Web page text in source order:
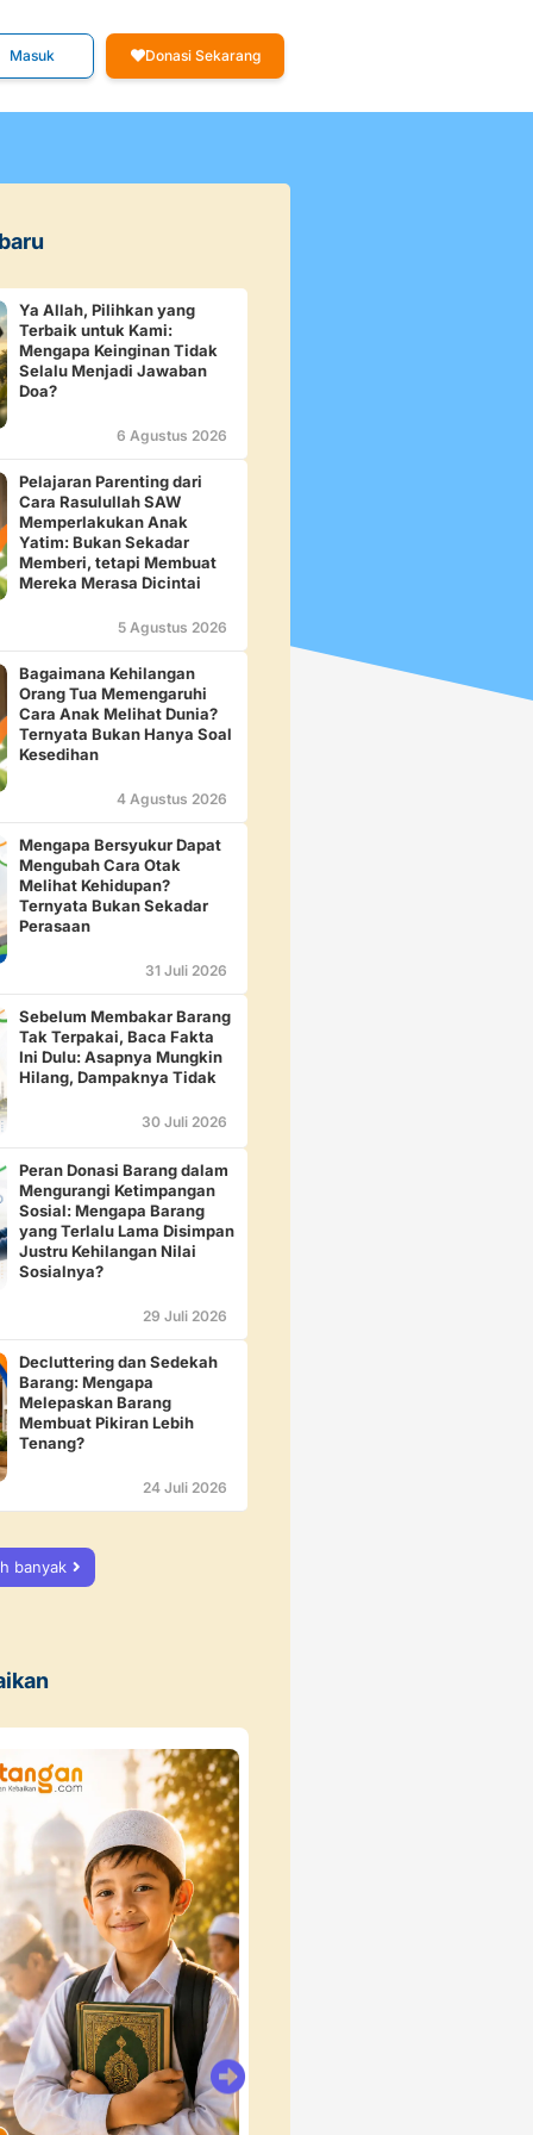
Masuk Donasi Sekarang
Ya Allah, Pilihkan yang
Terbaik untuk Kami:
Mengapa Keinginan Tidak
Selalu Menjadi Jawaban
Doa?
6 Agustus 2026
Pelajaran Parenting dari
Cara Rasulullah SAW
Memperlakukan Anak
Yatim: Bukan Sekadar
Memberi, tetapi Membuat
Mereka Merasa Dicintai
5 Agustus 2026
Bagaimana Kehilangan
Orang Tua Memengaruhi
Cara Anak Melihat Dunia?
Ternyata Bukan Hanya Soal
Kesedihan
4 Agustus 2026
Mengapa Bersyukur Dapat
Mengubah Cara Otak
Melihat Kehidupan?
Ternyata Bukan Sekadar
Perasaan
31 Juli 2026
Sebelum Membakar Barang
Tak Terpakai, Baca Fakta
Ini Dulu: Asapnya Mungkin
Hilang, Dampaknya Tidak
30 Juli 2026
Peran Donasi Barang dalam
Mengurangi Ketimpangan
Sosial: Mengapa Barang
yang Terlalu Lama Disimpan
Justru Kehilangan Nilai
Sosialnya?
29 Juli 2026
Decluttering dan Sedekah
Barang: Mengapa
Melepaskan Barang
Membuat Pikiran Lebih
Tenang?
24 Juli 2026
banyak